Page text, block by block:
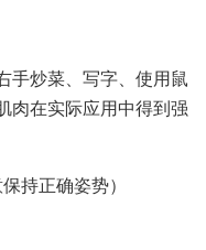
手炒菜、写字、使用鼠
肉在实际应用中得到强